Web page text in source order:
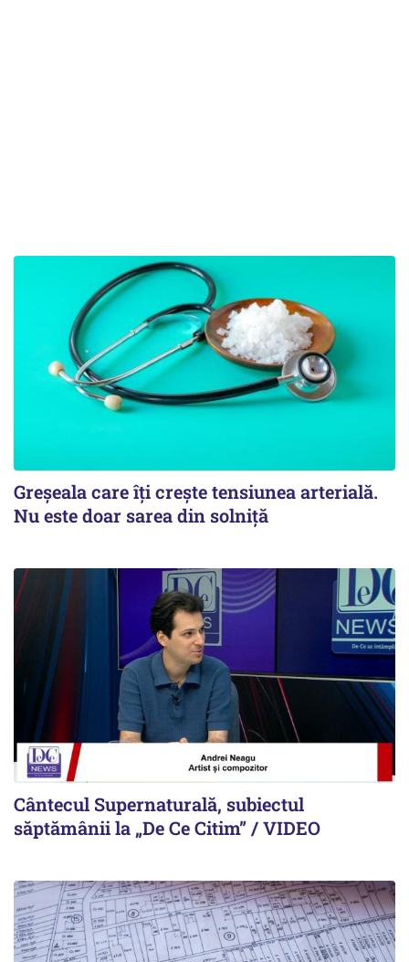
Greșeala care îți crește tensiunea arterială.
Nu este doar sarea din solniță
Cântecul Supernaturală, subiectul
săptămânii la „De Ce Citim” / VIDEO